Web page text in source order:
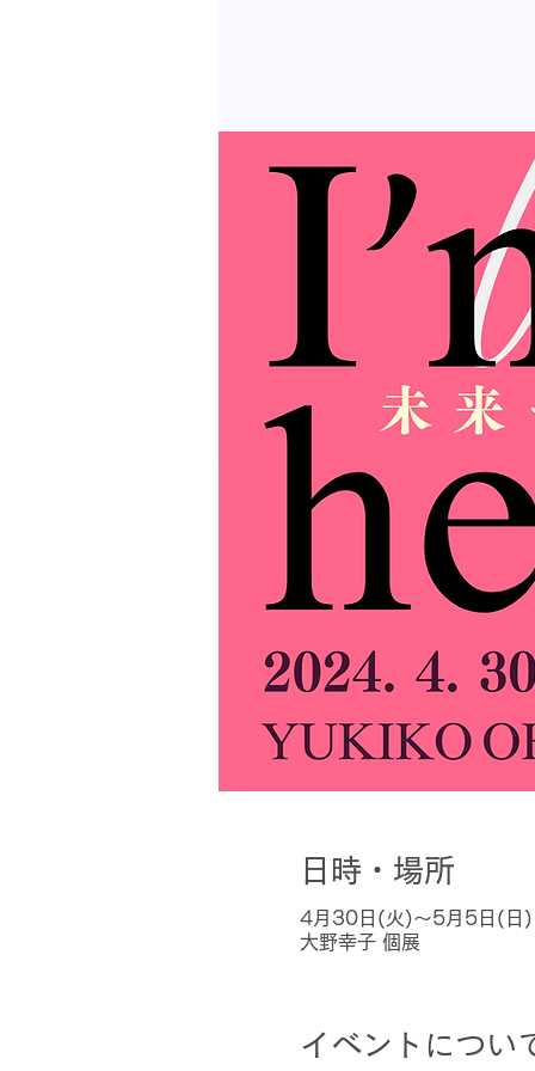
日時・場所
4月30日(火)〜5月5日(日)
大野幸子 個展
イベントについ